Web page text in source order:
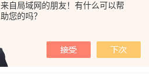
来自局域网的朋友！有什么可以帮
助您的吗？